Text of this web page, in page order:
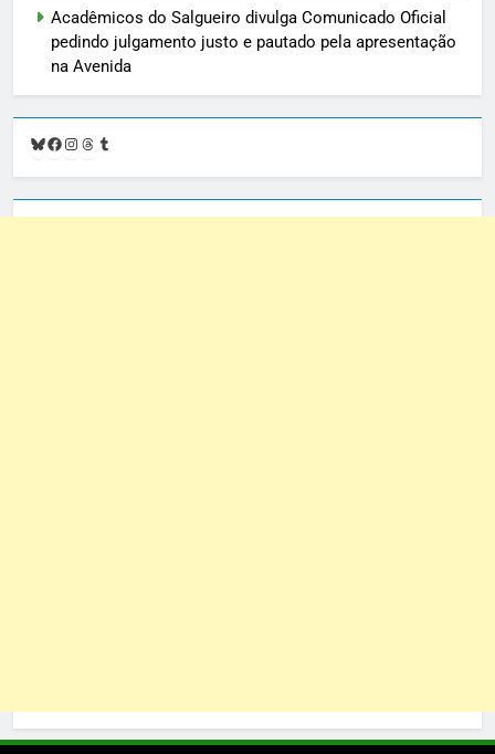
Acadêmicos do Salgueiro divulga Comunicado Oficial
pedindo julgamento justo e pautado pela apresentação
na Avenida
Bluesky
Facebook
Instagram
Threads